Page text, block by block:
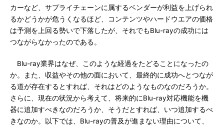
カーなど、サプライチェーンに属するベンダーが利益を上げられ
るかどうかが危うくなるほど、コンテンツやハードウエアの価格
は予測を上回る勢いで下落したが、それでもBlu-rayの成功には
つながらなかったのである。
Blu-ray業界はなぜ、このような経過をたどることになったの
か。また、収益やその他の面において、最終的に成功へとつなが
る道が存在するとすれば、それはどのようなものなのだろうか。
さらに、現在の状況から考えて、将来的にBlu-ray対応機能を機
器に追加すべきなのだろうか、そうだとすれば、いつ追加するべ
きなのか。以下では、Blu-rayの普及が進まない理由について、